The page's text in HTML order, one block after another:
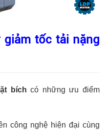
tốc tải nặng
bíchcó những ưu điểm
công nghệ hiện đại cùng